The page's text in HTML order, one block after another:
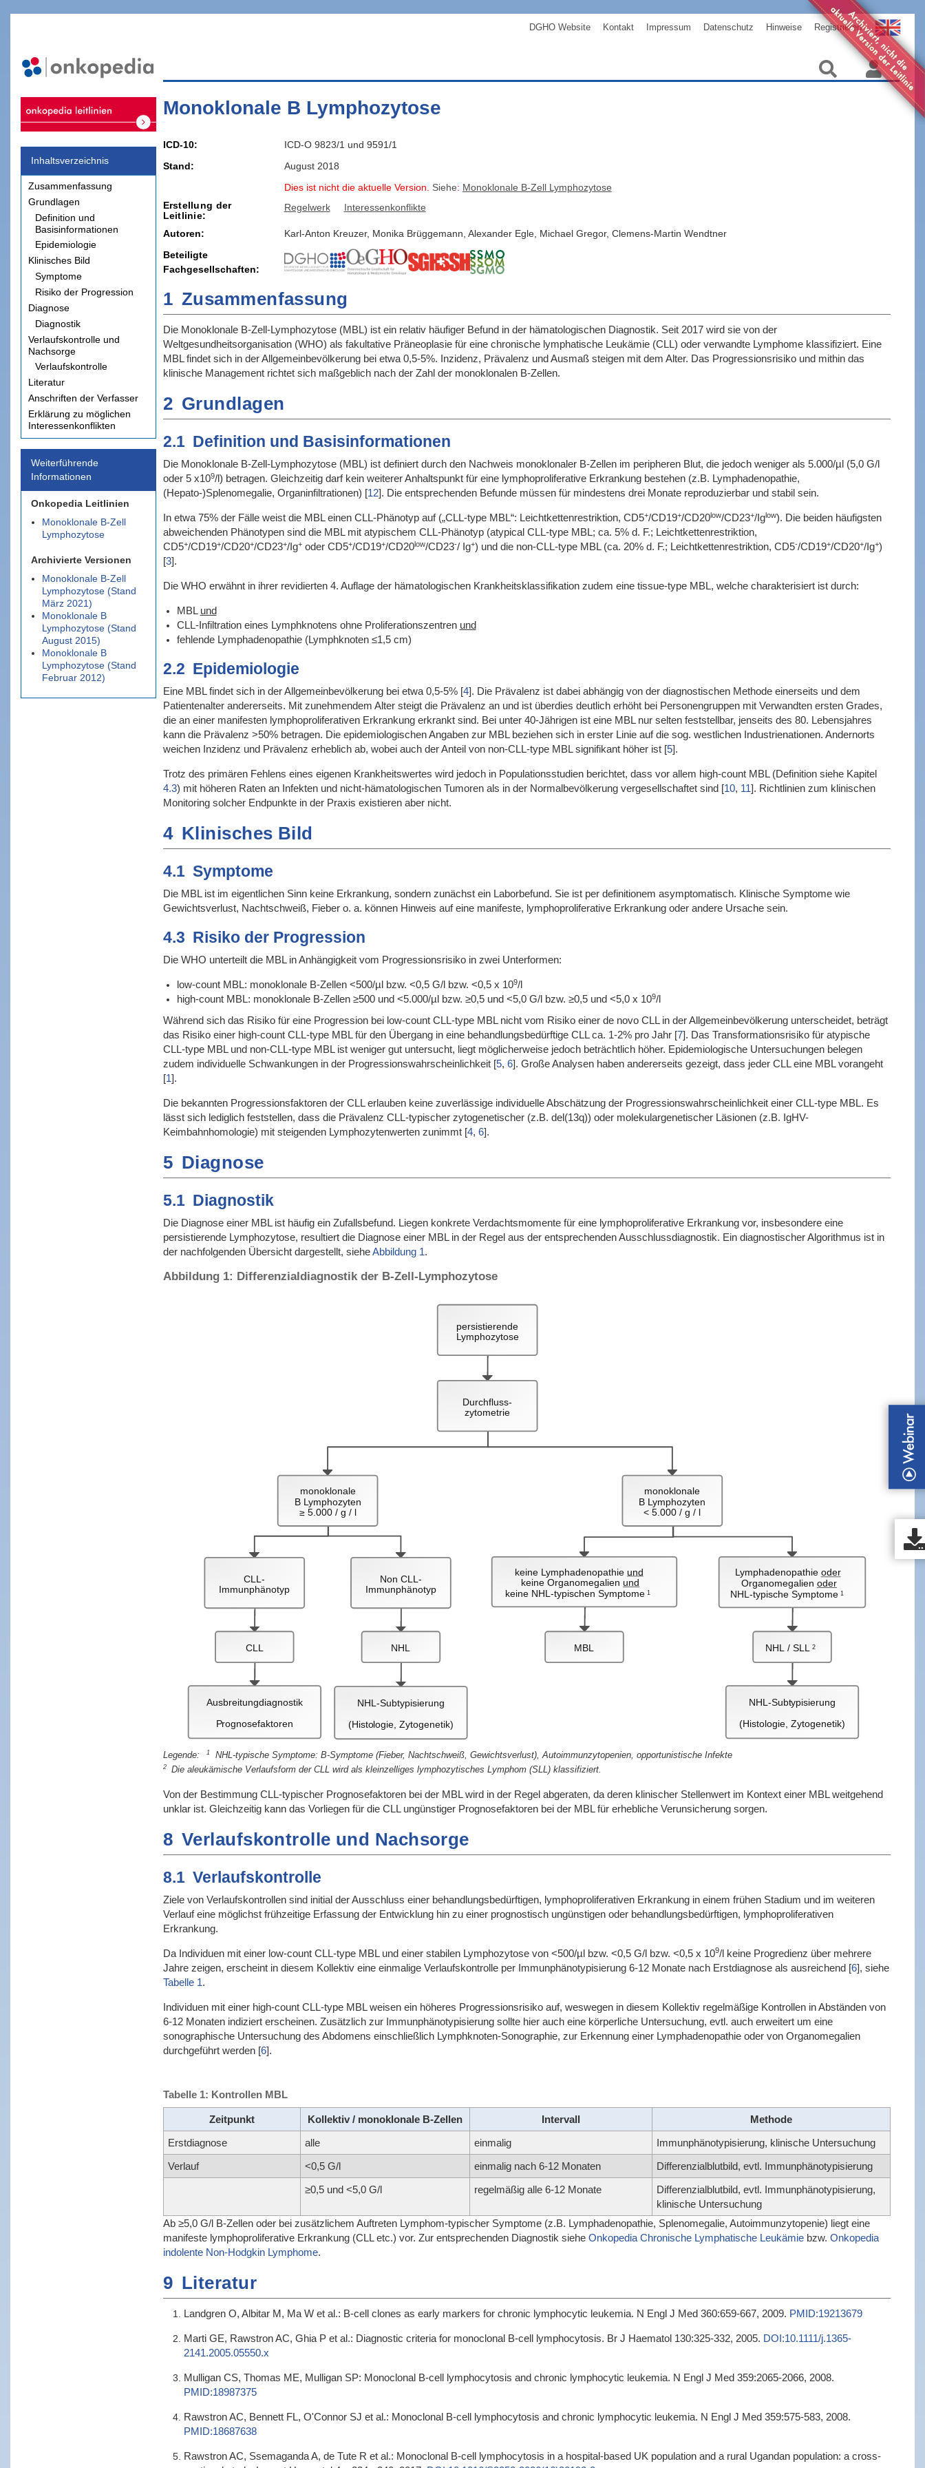
DGHO Website Kontakt Impressum Datenschutz Hinweise Registrieren
Inhaltsverzeichnis
Zusammenfassung
Grundlagen
Definition und
Basisinformationen
Epidemiologie
Klinisches Bild
Symptome
Risiko der Progression
Diagnose
Diagnostik
Verlaufskontrolle und
Nachsorge
Verlaufskontrolle
Literatur
Anschriften der Verfasser
Erklärung zu möglichen
Interessenkonflikten
Weiterführende
Informationen
Onkopedia Leitlinien
Monoklonale B-Zell
Lymphozytose
Archivierte Versionen
Monoklonale B-Zell
Lymphozytose (Stand
März 2021)
Monoklonale B
Lymphozytose (Stand
August 2015)
Monoklonale B
Lymphozytose (Stand
Februar 2012)
Monoklonale B Lymphozytose
ICD-10
ICD-O 9823/1 und 9591/1
Stand
August 2018
Dies ist nicht die aktuelle Version.
Siehe: Monoklonale B-Zell Lymphozytose
Erstellung der
Leitlinie
Regelwerk Interessenkonflikte
Autoren: Karl-Anton Kreuzer, Monika Brüggemann, Alexander Egle, Michael Gregor, Clemens-Martin Wendtner
Beteiligte
Fachgesellschaften
1 Zusammenfassung
Die Monoklonale B-Zell-Lymphozytose (MBL) ist ein relativ häufiger Befund in der hämatologischen Diagnostik. Seit 2017 wird sie von der
Weltgesundheitsorganisation (WHO) als fakultative Präneoplasie für eine chronische lymphatische Leukämie (CLL) oder verwandte Lymphome klassifiziert. Eine
MBL findet sich in der Allgemeinbevölkerung bei etwa 0,5-5%. Inzidenz, Prävalenz und Ausmaß steigen mit dem Alter. Das Progressionsrisiko und mithin das
klinische Management richtet sich maßgeblich nach der Zahl der monoklonalen B-Zellen.
2 Grundlagen
2.1 Definition und Basisinformationen
Die Monoklonale B-Zell-Lymphozytose (MBL) ist definiert durch den Nachweis monoklonaler B-Zellen im peripheren Blut, die jedoch weniger als 5.000/µl (5,0 G/l
oder 5 x109/l) betragen. Gleichzeitig darf kein weiterer Anhaltspunkt für eine lymphoproliferative Erkrankung bestehen (z.B. Lymphadenopathie,
(Hepato-)Splenomegalie, Organinfiltrationen) [12]. Die entsprechenden Befunde müssen für mindestens drei Monate reproduzierbar und stabil sein.
In etwa 75% der Fälle weist die MBL einen CLL-Phänotyp auf („CLL-type MBL“: Leichtkettenrestriktion, CD5+/CD19+/CD20low/CD23+/Iglow). Die beiden häufigsten
abweichenden Phänotypen sind die MBL mit atypischem CLL-Phänotyp (atypical CLL-type MBL; ca. 5% d. F.; Leichtkettenrestriktion,
CD5+/CD19+/CD20+/CD23+/Ig+oder CD5+/CD19+/CD20low/CD23-/ Ig+) und die non-CLL-type MBL (ca. 20% d. F.; Leichtkettenrestriktion, CD5-/CD19+/CD20+/Ig+)
[3].
Die WHO erwähnt in ihrer revidierten 4. Auflage der hämatologischen Krankheitsklassifikation zudem eine tissue-type MBL, welche charakterisiert ist durch:
MBL und
CLL-Infiltration eines Lymphknotens ohne Proliferationszentren und
fehlende Lymphadenopathie (Lymphknoten ≤1,5 cm)
2.2 Epidemiologie
Eine MBL findet sich in der Allgemeinbevölkerung bei etwa 0,5-5% [4]. Die Prävalenz ist dabei abhängig von der diagnostischen Methode einerseits und dem
Patientenalter andererseits. Mit zunehmendem Alter steigt die Prävalenz an und ist überdies deutlich erhöht bei Personengruppen mit Verwandten ersten Grades,
die an einer manifesten lymphoproliferativen Erkrankung erkrankt sind. Bei unter 40-Jährigen ist eine MBL nur selten feststellbar, jenseits des 80. Lebensjahres
kann die Prävalenz >50% betragen. Die epidemiologischen Angaben zur MBL beziehen sich in erster Linie auf die sog. westlichen Industrienationen. Andernorts
weichen Inzidenz und Prävalenz erheblich ab, wobei auch der Anteil von non-CLL-type MBL signifikant höher ist [5].
Trotz des primären Fehlens eines eigenen Krankheitswertes wird jedoch in Populationsstudien berichtet, dass vor allem high-count MBL (Definition siehe Kapitel
4.3) mit höheren Raten an Infekten und nicht-hämatologischen Tumoren als in der Normalbevölkerung vergesellschaftet sind [10, 11]. Richtlinien zum klinischen
Monitoring solcher Endpunkte in der Praxis existieren aber nicht.
4 Klinisches Bild
4.1 Symptome
Die MBL ist im eigentlichen Sinn keine Erkrankung, sondern zunächst ein Laborbefund. Sie ist per definitionem asymptomatisch. Klinische Symptome wie
Gewichtsverlust, Nachtschweiß, Fieber o. a. können Hinweis auf eine manifeste, lymphoproliferative Erkrankung oder andere Ursache sein.
4.3 Risiko der Progression
Die WHO unterteilt die MBL in Anhängigkeit vom Progressionsrisiko in zwei Unterformen:
low-count MBL: monoklonale B-Zellen <500/µl bzw. <0,5 G/l bzw. <0,5 x 109/l
high-count MBL: monoklonale B-Zellen ≥500 und <5.000/µl bzw. ≥0,5 und <5,0 G/l bzw. ≥0,5 und <5,0 x 109/l
Während sich das Risiko für eine Progression bei low-count CLL-type MBL nicht vom Risiko einer de novo CLL in der Allgemeinbevölkerung unterscheidet, beträgt
das Risiko einer high-count CLL-type MBL für den Übergang in eine behandlungsbedürftige CLL ca. 1-2% pro Jahr [7]. Das Transformationsrisiko für atypische
CLL-type MBL und non-CLL-type MBL ist weniger gut untersucht, liegt möglicherweise jedoch beträchtlich höher. Epidemiologische Untersuchungen belegen
zudem individuelle Schwankungen in der Progressionswahrscheinlichkeit [5, 6]. Große Analysen haben andererseits gezeigt, dass jeder CLL eine MBL vorangeht
[1].
Die bekannten Progressionsfaktoren der CLL erlauben keine zuverlässige individuelle Abschätzung der Progressionswahrscheinlichkeit einer CLL-type MBL. Es
lässt sich lediglich feststellen, dass die Prävalenz CLL-typischer zytogenetischer (z.B. del(13q)) oder molekulargenetischer Läsionen (z.B. IgHV-
Keimbahnhomologie) mit steigenden Lymphozytenwerten zunimmt [4, 6].
5 Diagnose
5.1 Diagnostik
Die Diagnose einer MBL ist häufig ein Zufallsbefund. Liegen konkrete Verdachtsmomente für eine lymphoproliferative Erkrankung vor, insbesondere eine
persistierende Lymphozytose, resultiert die Diagnose einer MBL in der Regel aus der entsprechenden Ausschlussdiagnostik. Ein diagnostischer Algorithmus ist in
der nachfolgenden Übersicht dargestellt, sieheAbbildung 1.
Abbildung 1: Differenzialdiagnostik der B-Zell-Lymphozytose
persistierende
Lymphozytose
Durchfluss-
zytometrie
monoklonale
B Lymphozyten
≥ 5.000 / g / l
monoklonale
B Lymphozyten
< 5.000 / g / l
CLL-
Immunphänotyp
Non CLL-
Immunphänotyp
keine Lymphadenopathie und
keine Organomegalienund
keine NHL-typischen Symptome 1
Lymphadenopathie oder
Organomegalien oder
NHL-typische Symptome 1
CLL NHL MBL NHL / SLL 2
Ausbreitungdiagnostik
Prognosefaktoren
NHL-Subtypisierung
(Histologie, Zytogenetik)
NHL-Subtypisierung
(Histologie, Zytogenetik)
1 NHL-typische Symptome: B-Symptome (Fieber, Nachtschweiß, Gewichtsverlust), Autoimmunzytopenien, opportunistische Infekte
2 Die aleukämische Verlaufsform der CLL wird als kleinzelliges lymphozytisches Lymphom (SLL) klassifiziert.
Von der Bestimmung CLL-typischer Prognosefaktoren bei der MBL wird in der Regel abgeraten, da deren klinischer Stellenwert im Kontext einer MBL weitgehend
unklar ist. Gleichzeitig kann das Vorliegen für die CLL ungünstiger Prognosefaktoren bei der MBL für erhebliche Verunsicherung sorgen.
8 Verlaufskontrolle und Nachsorge
8.1 Verlaufskontrolle
Ziele von Verlaufskontrollen sind initial der Ausschluss einer behandlungsbedürftigen, lymphoproliferativen Erkrankung in einem frühen Stadium und im weiteren
Verlauf eine möglichst frühzeitige Erfassung der Entwicklung hin zu einer prognostisch ungünstigen oder behandlungsbedürftigen, lymphoproliferativen
Erkrankung.
Da Individuen mit einer low-count CLL-type MBL und einer stabilen Lymphozytose von <500/µl bzw. <0,5 G/l bzw. <0,5 x 109/l keine Progredienz über mehrere
Jahre zeigen, erscheint in diesem Kollektiv eine einmalige Verlaufskontrolle per Immunphänotypisierung 6-12 Monate nach Erstdiagnose als ausreichend [6], siehe
Tabelle 1.
Individuen mit einer high-count CLL-type MBL weisen ein höheres Progressionsrisiko auf, weswegen in diesem Kollektiv regelmäßige Kontrollen in Abständen von
6-12 Monaten indiziert erscheinen. Zusätzlich zur Immunphänotypisierung sollte hier auch eine körperliche Untersuchung, evtl. auch erweitert um eine
sonographische Untersuchung des Abdomens einschließlich Lymphknoten-Sonographie, zur Erkennung einer Lymphadenopathie oder von Organomegalien
durchgeführt werden [6].
Tabelle 1: Kontrollen MBL
Zeitpunkt Kollektiv / monoklonale B-Zellen Intervall
Methode
Erstdiagnose
alle einmalig
Immunphänotypisierung, klinische Untersuchung
Verlauf
<0,5 G/l einmalig nach 6-12 Monaten
Differenzialblutbild, evtl. Immunphänotypisierung
≥0,5 und <5,0 G/l
regelmäßig alle 6-12 Monate
Differenzialblutbild, evtl. Immunphänotypisierung,
klinische Untersuchung
Ab ≥5,0 G/l B-Zellen oder bei zusätzlichem Auftreten Lymphom-typischer Symptome (z.B. Lymphadenopathie, Splenomegalie, Autoimmunzytopenie) liegt eine
manifeste lymphoproliferative Erkrankung (CLL etc.) vor. Zur entsprechenden Diagnostik siehe Onkopedia Chronische Lymphatische Leukämiebzw. Onkopedia
indolente Non-Hodgkin Lymphome.
9 Literatur
Landgren O, Albitar M, Ma W et al.: B-cell clones as early markers for chronic lymphocytic leukemia. N Engl J Med 360:659-667, 2009. PMID:19213679
Marti GE, Rawstron AC, Ghia P et al.: Diagnostic criteria for monoclonal B-cell lymphocytosis. Br J Haematol 130:325-332, 2005. DOI:10.1111/j.1365-
2141.2005.05550.x
Mulligan CS, Thomas ME, Mulligan SP: Monoclonal B-cell lymphocytosis and chronic lymphocytic leukemia. N Engl J Med 359:2065-2066, 2008.
PMID:18987375
Rawstron AC, Bennett FL, O'Connor SJ et al.: Monoclonal B-cell lymphocytosis and chronic lymphocytic leukemia. N Engl J Med 359:575-583, 2008.
PMID:18687638
Rawstron AC, Ssemaganda A, de Tute R et al.: Monoclonal B-cell lymphocytosis in a hospital-based UK population and a rural Ugandan population: a cross-